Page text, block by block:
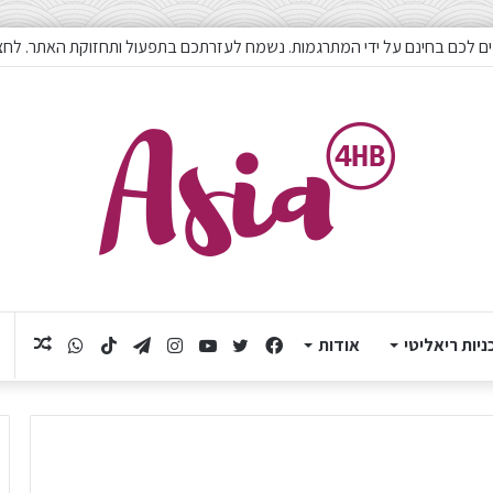
לכם בחינם על ידי המתרגמות. נשמח לעזרתכם בתפעול ותחזוקת האתר.
ריאליטי אודות TikTokTelegramInstagramYouTubeTwitterFacebook